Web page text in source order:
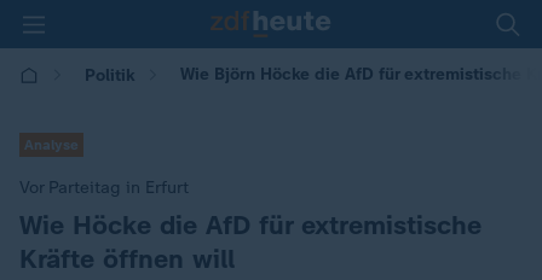
Politik Wie Björn Höcke die AfD für extremistische
Analyse
Vor Parteitag in Erfurt
:
Wie Höcke die AfD für extremistische
Kräfte öffnen will